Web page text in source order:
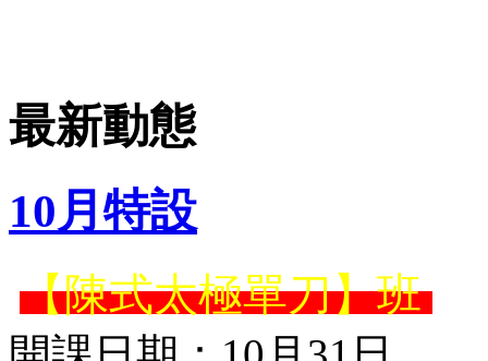
最新動態
10月特設
【陳式太極單刀】班